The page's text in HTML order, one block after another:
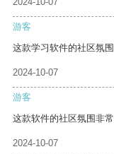
游客
这款学习软件的社区氛
2024-10-07
游客
这款软件的社区氛围非
2024-10-07